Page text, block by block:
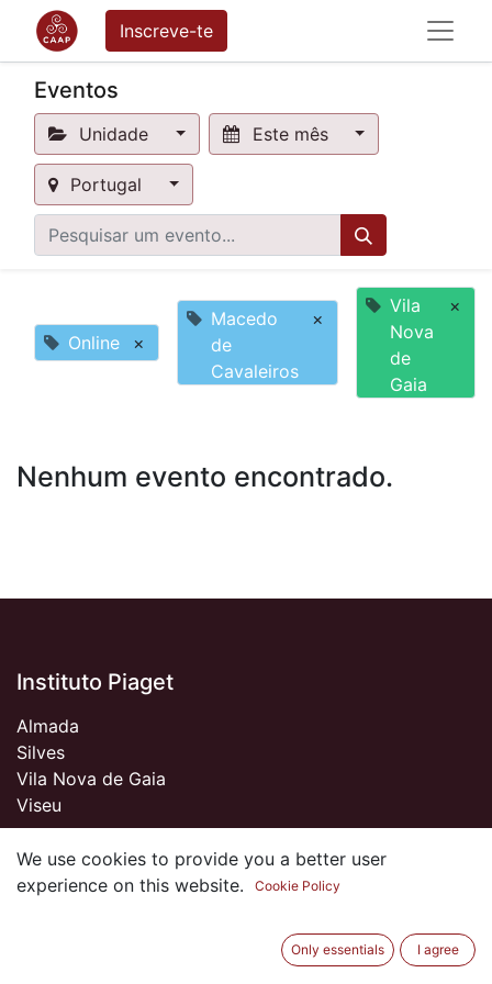
Inscreve-te
Eventos
Unidade Este mês
Portugal
Online ×
Macedo
de
Cavaleiros
×
Vila
Nova
de
Gaia
×
Nenhum evento encontrado.
Instituto Piaget
Almada
Silves
Vila Nova de Gaia
Viseu
Sobre nós
Somos um Clube de Antigos Alunos do Piaget
apaixonados pela Instituição e por tudo o que de bom
We use cookies to provide you a better user
experience on this website.
Cookie Policy
Only essentials I agree